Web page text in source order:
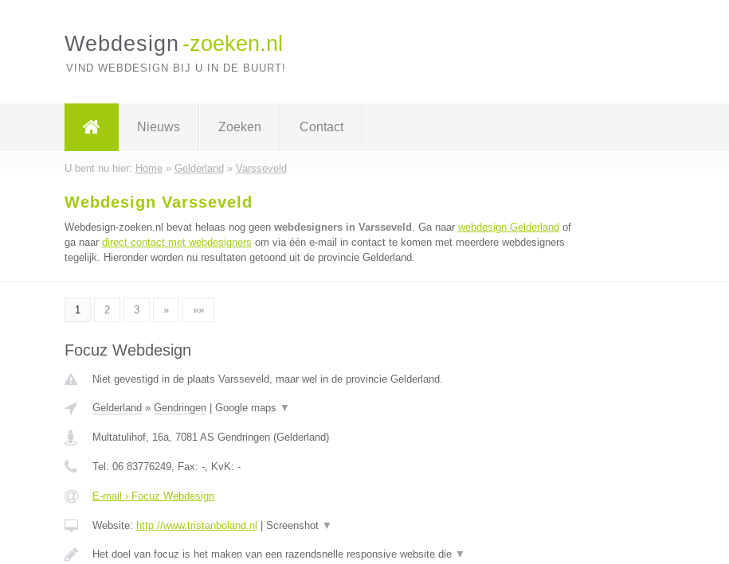
Webdesign -zoeken.nl
VIND WEBDESIGN BIJ U IN DE BUURT!
Nieuws Zoeken Contact
U bent nu hier: Home» Gelderland » Varsseveld
Webdesign Varsseveld
Webdesign-zoeken.nl bevat helaas nog geen webdesigners in Varsseveld . Ga naar webdesign Gelderland of
ga naar direct contact met webdesigners om via één e-mail in contact te komen met meerdere webdesigners
tegelijk. Hieronder worden nu resultaten getoond uit de provincie Gelderland.
1 2 3 » »»
Focuz Webdesign
Niet gevestigd in de plaats Varsseveld, maar wel in de provincie Gelderland.
Gelderland » Gendringen| Google maps ▼
Multatulihof, 16a, 7081 AS Gendringen(Gelderland)
Tel: 06 83776249, Fax: -, KvK: -
E-mail › Focuz Webdesign
Website: http://www.tristanboland.nl Screenshot ▼
Het doel van focuz is het maken van een razendsnelle responsive website die ▼